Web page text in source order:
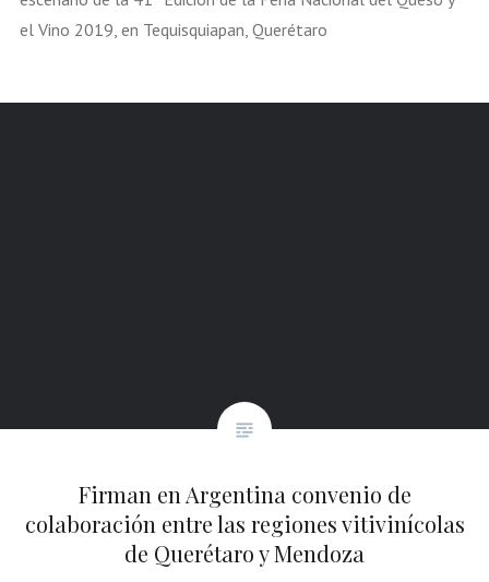
el Vino 2019, en Tequisquiapan, Querétaro
Firman en Argentina convenio de
colaboración entre las regiones vitivinícolas
de Querétaro y Mendoza